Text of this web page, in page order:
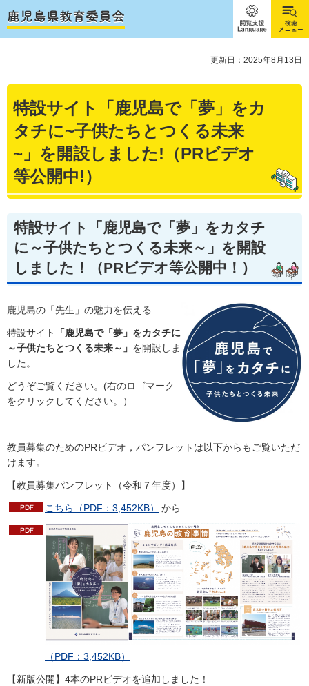
閲覧支
援
Language
検索メ
ニュー
更新日：2025年8月13日
特設サイト「鹿児島で「夢」をカ
タチに~子供たちとつくる未来
~」を開設しました!（PRビデオ
等公開中!）
特設サイト
「鹿児島で「夢」をカタチ
に～子供たちとつくる未来～」 を開設
しました！（PRビデオ等公開中！）
鹿児島の「先生」の魅力を伝える
特設サイト
「鹿児島で「夢」をカタチに
～子供たちとつくる未来～」 を開設しま
した。
どうぞご覧ください。(右のロゴマーク
をクリックしてください。）
教員募集のためのPRビデオ，パンフレットは以下からもご覧いただ
けます。
【教員募集パンフレット（令和７年度）】
こちら（PDF：3,452KB） から
（PDF：3,452KB）
【新版公開】4本のPRビデオを追加しました！